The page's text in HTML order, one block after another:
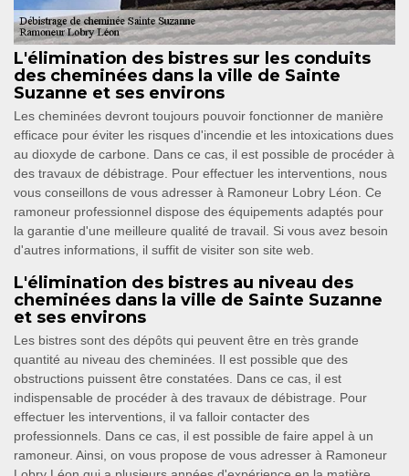
L'élimination des bistres sur les conduits
des cheminées dans la ville de Sainte
Suzanne et ses environs
Les cheminées devront toujours pouvoir fonctionner de manière
efficace pour éviter les risques d'incendie et les intoxications dues
au dioxyde de carbone. Dans ce cas, il est possible de procéder à
des travaux de débistrage. Pour effectuer les interventions, nous
vous conseillons de vous adresser à Ramoneur Lobry Léon. Ce
ramoneur professionnel dispose des équipements adaptés pour
la garantie d'une meilleure qualité de travail. Si vous avez besoin
d'autres informations, il suffit de visiter son site web.
L'élimination des bistres au niveau des
cheminées dans la ville de Sainte Suzanne
et ses environs
Les bistres sont des dépôts qui peuvent être en très grande
quantité au niveau des cheminées. Il est possible que des
obstructions puissent être constatées. Dans ce cas, il est
indispensable de procéder à des travaux de débistrage. Pour
effectuer les interventions, il va falloir contacter des
professionnels. Dans ce cas, il est possible de faire appel à un
ramoneur. Ainsi, on vous propose de vous adresser à Ramoneur